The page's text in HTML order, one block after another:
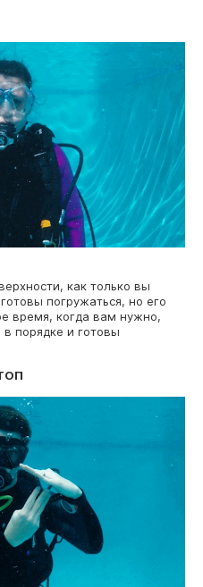
как только вы
погружаться, но его
время, когда вам нужно,
порядке и готовы